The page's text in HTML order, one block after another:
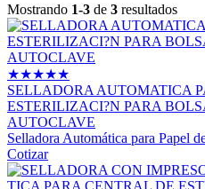
Mostrando 1-3 de 3 resultados
★★★★★
SELLADORA AUTOMATICA
ESTERILIZACI?N PARA
AUTOCLAVE
Selladora Automática para Papel
Cotizar